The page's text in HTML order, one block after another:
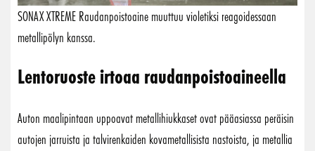
SONAX XTREME Raudanpoistoaine muuttuu violetiksi reagoidessaan
metallipölyn kanssa.
Lentoruoste irtoaa raudanpoistoaineella
Auton maalipintaan uppoavat metallihiukkaset ovat pääasiassa peräisin
autojen jarruista ja talvirenkaiden kovametallisista nastoista, ja metallia